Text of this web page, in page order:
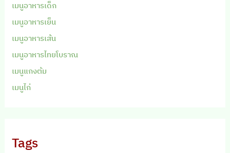
เมนูอาหารเด็ก
เมนูอาหารเย็น
เมนูอาหารเส้น
เมนูอาหารไทยโบราณ
เมนูแกงต้ม
เมนูไก่
Tags